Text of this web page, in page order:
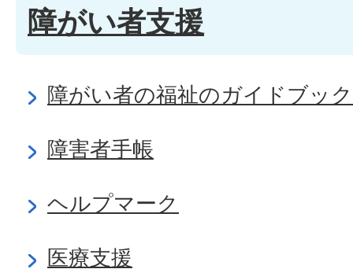
障がい者支援
障がい者の福祉のガイドブック
障害者手帳
ヘルプマーク
医療支援